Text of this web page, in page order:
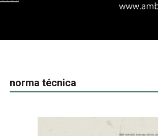
norma técnica